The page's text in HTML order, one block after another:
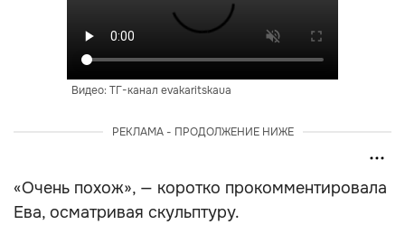
Видео: ТГ-канал evakaritskaua
РЕКЛАМА - ПРОДОЛЖЕНИЕ НИЖЕ
«Очень похож», — коротко прокомментировала
Ева, осматривая скульптуру.